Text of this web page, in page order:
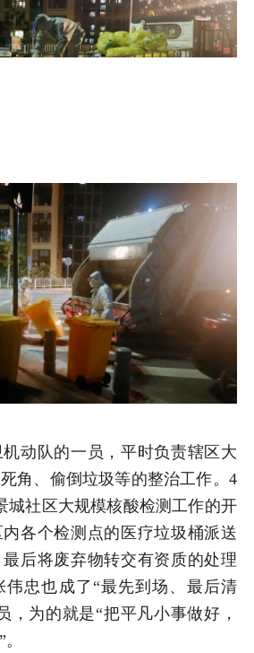
动队的一员，平时负责辖区大
角、偷倒垃圾等的整治工作。4
城社区大规模核酸检测工作的开
各个检测点的医疗垃圾桶派送
后将废弃物转交有资质的处理
伟忠也成了“最先到场、最后清
，为的就是“把平凡小事做好，